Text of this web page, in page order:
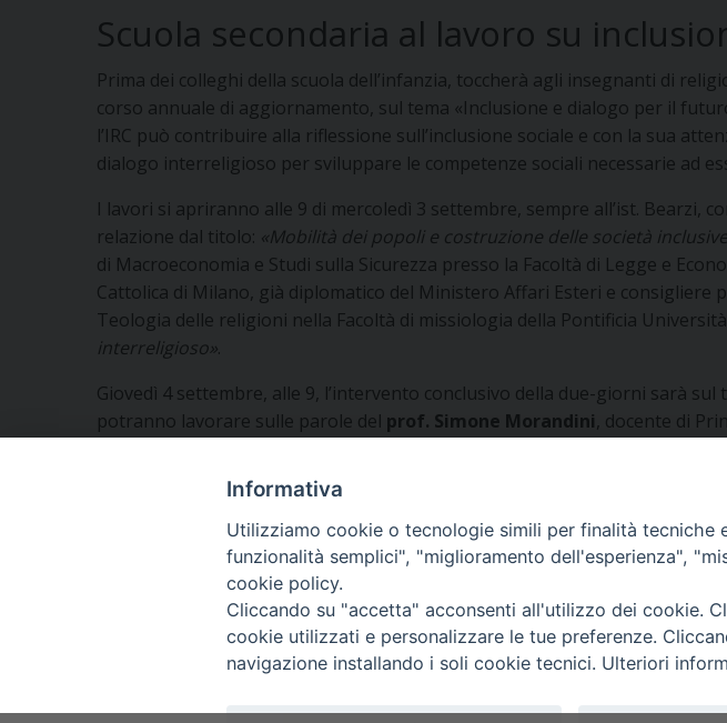
Scuola secondaria al lavoro su
Prima dei colleghi della scuola dell’infanzia, toccherà agli insegnanti di
corso annuale di aggiornamento, sul tema «Inclusione e dialogo per il
l’IRC può contribuire alla riflessione sull’inclusione sociale e con la sua
dialogo interreligioso per sviluppare le competenze sociali necessarie ad
I lavori si apriranno alle 9 di mercoledì 3 settembre, sempre all’ist. Bearzi,
relazione dal titolo: «Mobilità dei popoli e costruzione delle società
di Macroeconomia e Studi sulla Sicurezza presso la Facoltà di Legge e
Cattolica di Milano, già diplomatico del Ministero Affari Esteri e consigliere
Teologia delle religioni nella Facoltà di missiologia della Pontificia
interreligioso».
Giovedì 4 settembre, alle 9, l’intervento conclusivo della due-giorni sarà sul
potranno lavorare sulle parole del prof. Simone Morandini, docente di
Insegnanti di religione della scuola primaria in formazione su «Valori e
Copyright © Arcidiocesi di Udine 2017
Informativa
Utilizziamo cookie o tecnologie simili per finalità
funzionalità semplici", "miglioramento dell'esperienza",
cookie policy.
Cliccando su "accetta" acconsenti all'utilizzo dei cookie.
cookie utilizzati e personalizzare le tue preferenze.
navigazione installando i soli cookie tecnici. Ulteriori